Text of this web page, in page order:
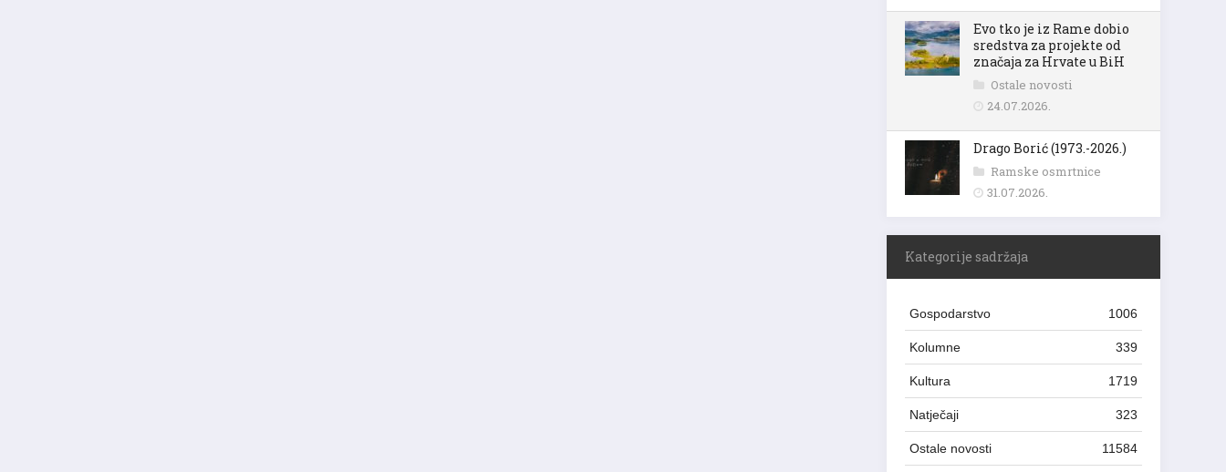
Evo tko je iz Rame dobio
sredstva za projekte od
značaja za Hrvate u BiH
Ostale novosti
24.07.2026.
Drago Borić (1973.-2026.)
Ramske osmrtnice
31.07.2026.
Kategorije sadržaja
Gospodarstvo 1006
Kolumne 339
Kultura 1719
Natječaji 323
Ostale novosti 11584